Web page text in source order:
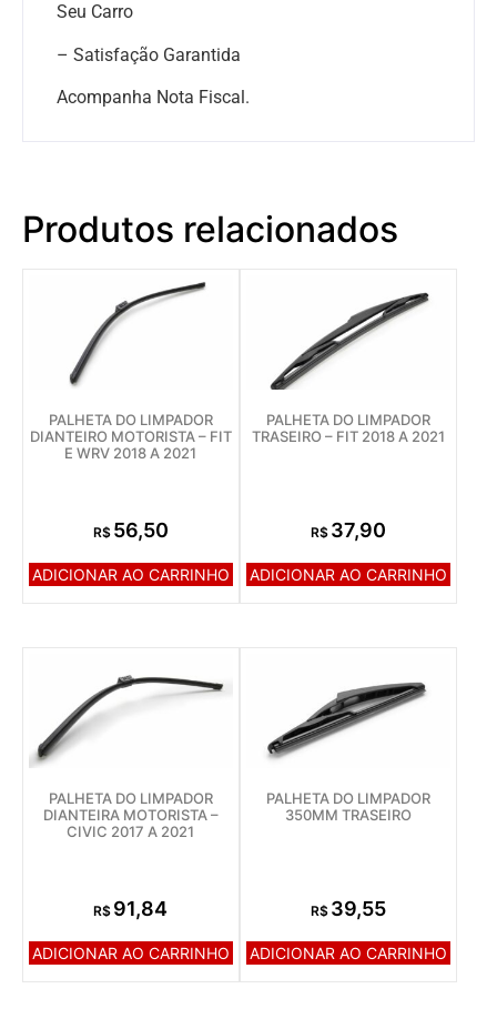
Seu Carro
– Satisfação Garantida
Acompanha Nota Fiscal.
Produtos relacionados
PALHETA DO LIMPADOR
DIANTEIRO MOTORISTA – FIT
E WRV 2018 A 2021
R$ 56,50
ADICIONAR AO CARRINHO
PALHETA DO LIMPADOR
TRASEIRO – FIT 2018 A 2021
R$ 37,90
ADICIONAR AO CARRINHO
PALHETA DO LIMPADOR
DIANTEIRA MOTORISTA –
CIVIC 2017 A 2021
R$ 91,84
ADICIONAR AO CARRINHO
PALHETA DO LIMPADOR
350MM TRASEIRO
R$ 39,55
ADICIONAR AO CARRINHO